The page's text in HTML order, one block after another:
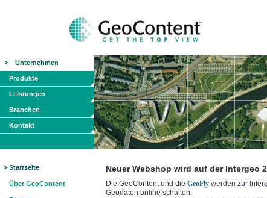
Unternehmen
Produkte
Leistungen
Branchen
Kontakt
Startseite
Über GeoContent
Neuer Webshop wird auf der Intergeo
Die GeoContent und die GeoFly werden zur
Geodaten online schalten.